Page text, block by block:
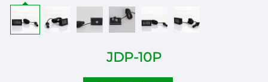
JDP-10P